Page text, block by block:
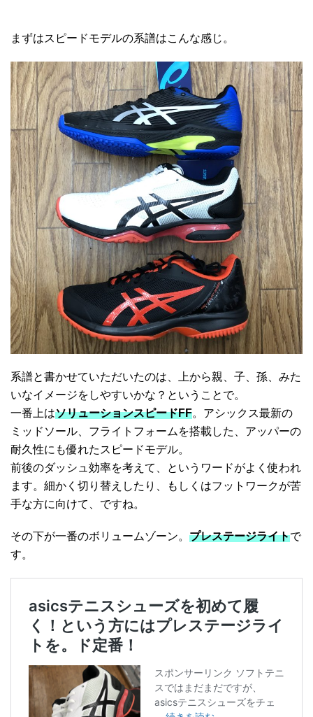
まずはスピードモデルの系譜はこんな感じ。
系譜と書かせていただいたのは、上から親、子、孫、みた
いなイメージをしやすいかな？ということで。
一番上はソリューションスピードFF。アシックス最新の
ミッドソール、フライトフォームを搭載した、アッパーの
耐久性にも優れたスピードモデル。
前後のダッシュ効率を考えて、というワードがよく使われ
ます。細かく切り替えしたり、もしくはフットワークが苦
手な方に向けて、ですね。
その下が一番のボリュームゾーン。 プレステージライトで
す。